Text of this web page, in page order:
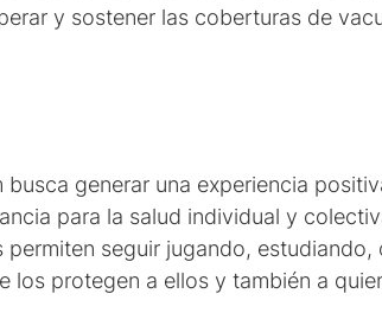
y sostener las coberturas de
generar una experiencia
para la salud individual y
seguir jugando,
protegen a ellos y también a